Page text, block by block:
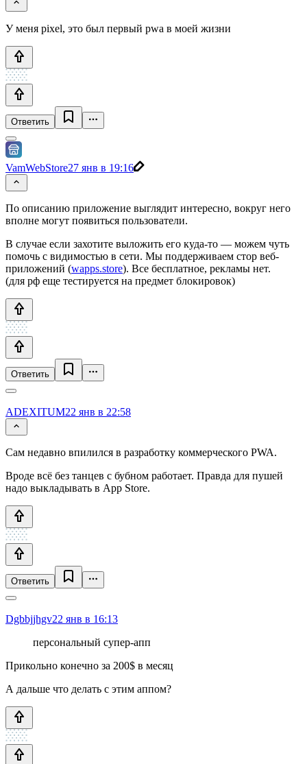
У меня pixel, это был первый pwa в моей жизни
Ответить
VamWebStore27 янв в 19:16
По описанию приложение выглядит интересно, вокруг него
вполне могут появиться пользователи.
В случае если захотите выложить его куда-то — можем чуть
помочь с видимостью в сети. Мы поддерживаем стор веб-
приложений (wapps.store). Все бесплатное, рекламы нет.
(для рф еще тестируется на предмет блокировок)
Ответить
ADEXITUM22 янв в 22:58
Сам недавно впилился в разработку коммерческого PWA.
Вроде всё без танцев с бубном работает. Правда для пушей
надо выкладывать в App Store.
Ответить
Dgbbjjhgv22 янв в 16:13
персональный супер-апп
Прикольно конечно за 200$ в месяц
А дальше что делать с этим аппом?